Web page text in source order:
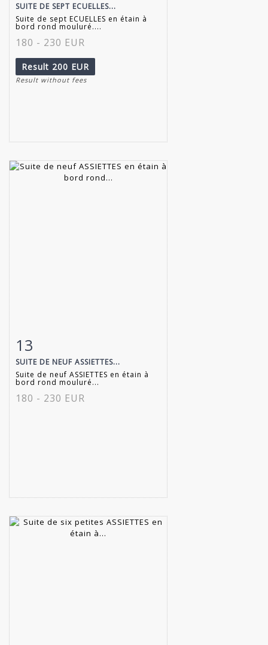
SUITE DE SEPT ECUELLES...
Suite de sept ECUELLES en étain à
bord rond mouluré....
180 - 230 EUR
Result 200 EUR
Result without fees
Item detail
13
SUITE DE NEUF ASSIETTES...
Suite de neuf ASSIETTES en étain à
bord rond mouluré...
180 - 230 EUR